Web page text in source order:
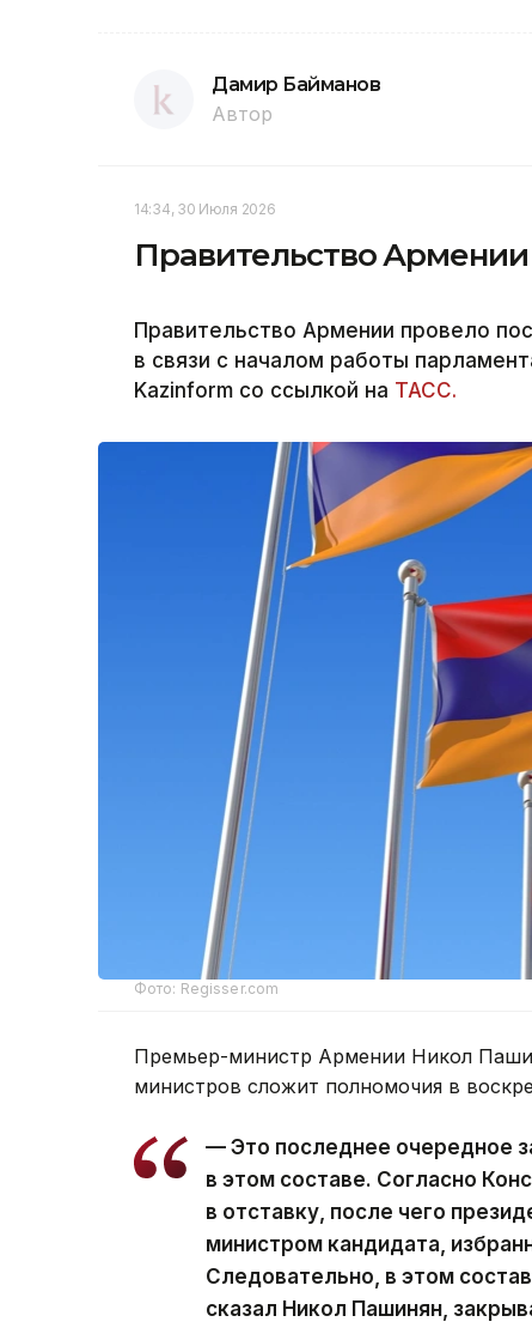
Дамир Байманов
Автор
14:34, 30 Июля 2026
Правительство Армении
Правительство Армении провело
в связи с началом работы
Kazinform со ссылкой на ТАСС.
Фото: Regisser.com
Премьер-министр Армении Никол
министров сложит полномочия в
— Это последнее очередное
в этом составе. Согласно
в отставку, после чего
министром кандидата,
Следовательно, в этом
сказал Никол Пашинян,